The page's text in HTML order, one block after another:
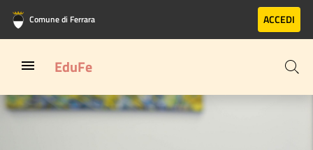
Vai al contenuto principale
Vai al footer
Comune di Ferrara ACCEDI
EduFe